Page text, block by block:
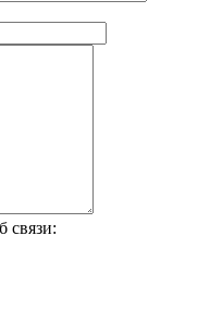
связи: